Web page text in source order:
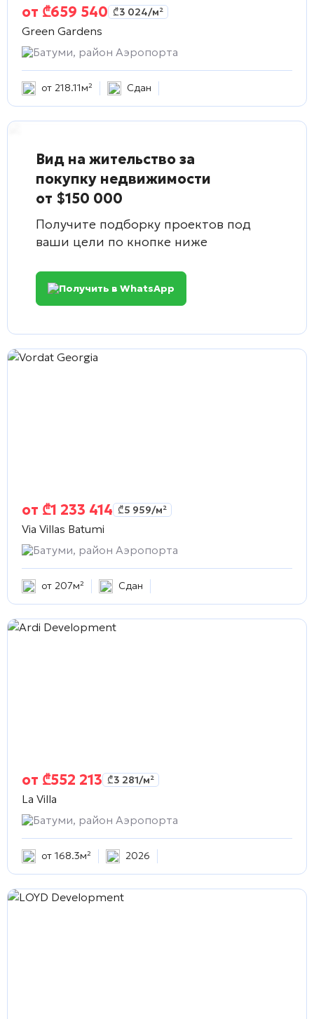
от ₾659 540 ₾3 024/м²
Green Gardens
Батуми, район Аэропорта
от 218.11м² Сдан
Вид на жительство за
покупку недвижимости
от $150 000
Получите подборку проектов под
ваши цели по кнопке ниже
Получить в WhatsApp
от ₾1 233 414 ₾5 959/м²
Via Villas Batumi
Батуми, район Аэропорта
от 207м² Сдан
от ₾552 213 ₾3 281/м²
La Villa
Батуми, район Аэропорта
от 168.3м² 2026